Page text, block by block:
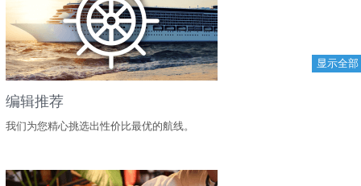
显示全部
编辑推荐
我们为您精心挑选出性价比最优的航线。